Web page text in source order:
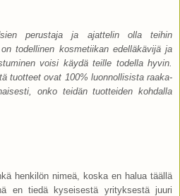
perustaja ja ajattelin olla teihin
todellinen kosmetiikan edelläkävijä ja
voisi käydä teille todella hyvin.
tuotteet ovat 100% luonnollisista raaka-
onko teidän tuotteiden kohdalla
henkilön nimeä, koska en halua täällä
en tiedä kyseisestä yrityksestä juuri